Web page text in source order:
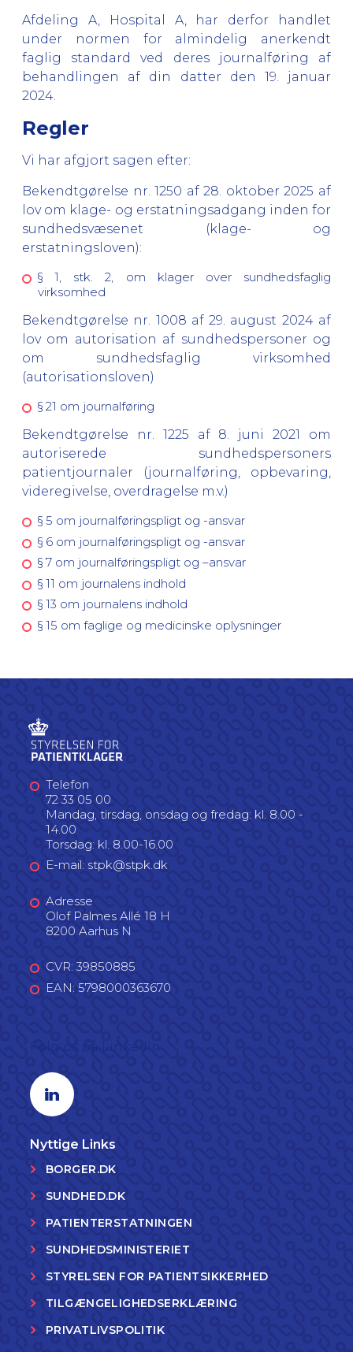
Afdeling A, Hospital A, har derfor handlet
under normen for almindelig anerkendt
faglig standard ved deres journalføring af
behandlingen af din datter den 19. januar
2024.
Regler
Vi har afgjort sagen efter:
Bekendtgørelse nr. 1250 af 28. oktober 2025 af
lov om klage- og erstatningsadgang inden for
sundhedsvæsenet (klage- og
erstatningsloven):
§ 1, stk. 2, om klager over sundhedsfaglig
virksomhed
Bekendtgørelse nr. 1008 af 29. august 2024 af
lov om autorisation af sundhedspersoner og
om sundhedsfaglig virksomhed
(autorisationsloven)
§ 21 om journalføring
Bekendtgørelse nr. 1225 af 8. juni 2021 om
autoriserede sundhedspersoners
patientjournaler (journalføring, opbevaring,
videregivelse, overdragelse m.v.)
§ 5 om journalføringspligt og -ansvar
§ 6 om journalføringspligt og -ansvar
§ 7 om journalføringspligt og –ansvar
§ 11 om journalens indhold
§ 13 om journalens indhold
§ 15 om faglige og medicinske oplysninger
Telefon
72 33 05 00
Mandag, tirsdag, onsdag og fredag: kl. 8.00 -
14.00
Torsdag: kl. 8.00-16.00
E-mail: stpk@stpk.dk
Adresse
Olof Palmes Allé 18 H
8200 Aarhus N
CVR: 39850885
EAN: 5798000363670
Linkedin profil
Nyttige Links
BORGER.DK
SUNDHED.DK
PATIENTERSTATNINGEN
SUNDHEDSMINISTERIET
STYRELSEN FOR PATIENTSIKKERHED
TILGÆNGELIGHEDSERKLÆRING
PRIVATLIVSPOLITIK